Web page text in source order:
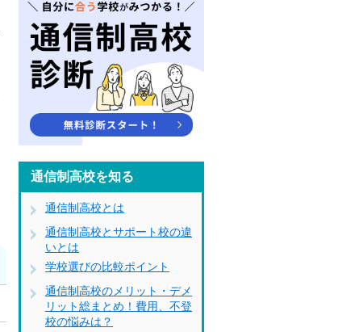
通信制高校を知る
通信制高校とは
通信制高校とサポート校の違
いとは
学校選びの比較ポイント
通信制高校のメリット・デメ
リット総まとめ！費用、不登
校の悩みは？